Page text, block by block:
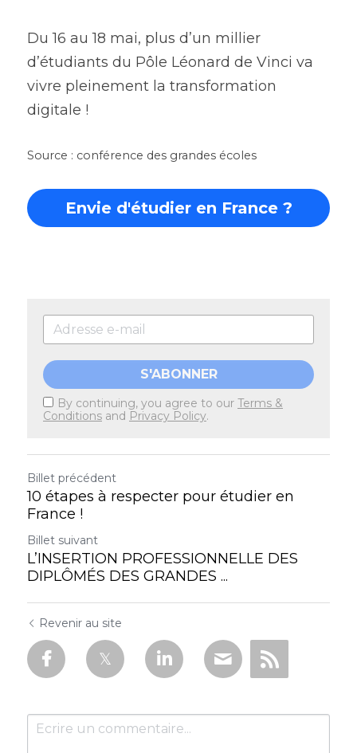
Du 16 au 18 mai, plus d’un millier
d’étudiants du Pôle Léonard de Vinci va
vivre pleinement la transformation
digitale !
Source : conférence des grandes écoles
Envie d'étudier en France ?
S'ABONNER
By continuing, you agree to our Terms &
Conditions and Privacy Policy.
Billet précédent
10 étapes à respecter pour étudier en
France !
Billet suivant
L’INSERTION PROFESSIONNELLE DES
DIPLÔMÉS DES GRANDES ...
Revenir au site